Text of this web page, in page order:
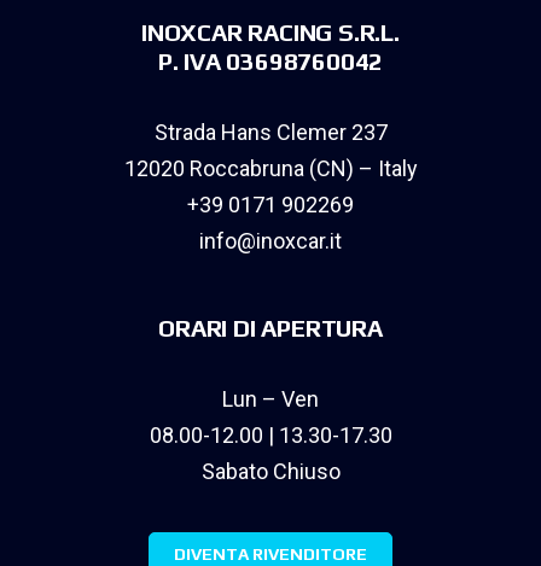
INOXCAR RACING S.R.L.
P. IVA 03698760042
Strada Hans Clemer 237
12020 Roccabruna (CN) – Italy
+39 0171 902269
info@inoxcar.it
ORARI DI APERTURA
Lun – Ven
08.00-12.00 | 13.30-17.30
Sabato Chiuso
DIVENTA RIVENDITORE